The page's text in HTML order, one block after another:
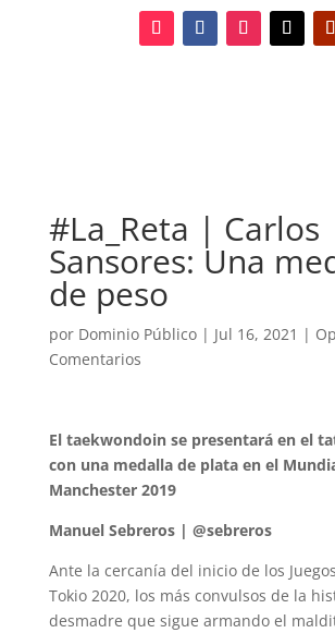
#La_Reta | Carlos
Sansores: Una
de peso
por Dominio Público| Jul 16, 2021 |
Comentarios
El taekwondoin se presentará en el
con una medalla de plata en el
Manchester 2019
Manuel Sebreros | @sebreros
Ante la cercanía del inicio de los
Tokio 2020, los más convulsos de la
desmadre que sigue armando el